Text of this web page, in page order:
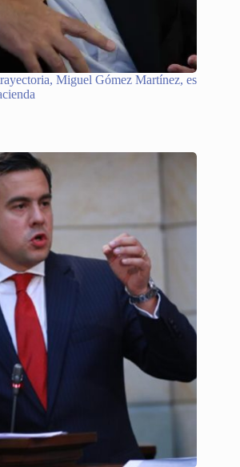
Miguel Gómez Martínez, es